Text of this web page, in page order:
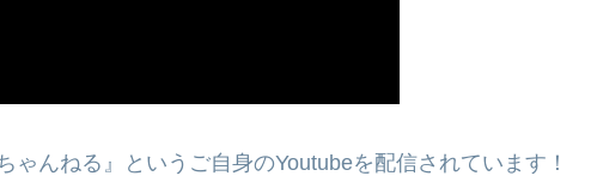
んねる』というご自身のYoutubeを配信されています！